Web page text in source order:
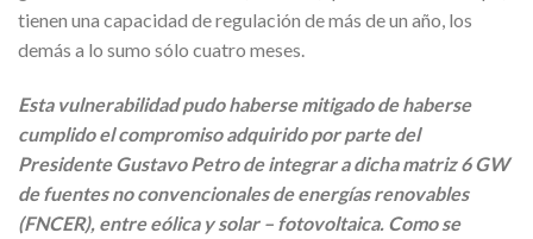
tienen una capacidad de regulación de más de un año, los
demás a lo sumo sólo cuatro meses.
Esta vulnerabilidad pudo haberse mitigado de haberse
cumplido el compromiso adquirido por parte del
Presidente Gustavo Petro de integrar a dicha matriz 6 GW
de fuentes no convencionales de energías renovables
(FNCER), entre eólica y solar – fotovoltaica. Como se